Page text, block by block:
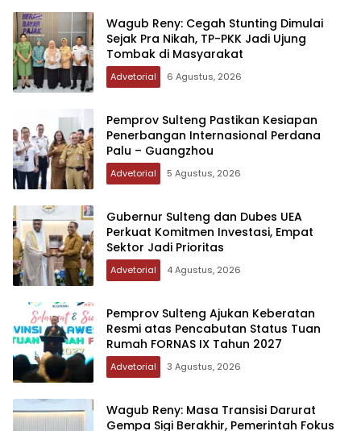
Wagub Reny: Cegah Stunting Dimulai
Sejak Pra Nikah, TP-PKK Jadi Ujung
Tombak di Masyarakat
Advetorial 6 Agustus, 2026
Pemprov Sulteng Pastikan Kesiapan
Penerbangan Internasional Perdana
Palu – Guangzhou
Advetorial 5 Agustus, 2026
Gubernur Sulteng dan Dubes UEA
Perkuat Komitmen Investasi, Empat
Sektor Jadi Prioritas
Advetorial 4 Agustus, 2026
Pemprov Sulteng Ajukan Keberatan
Resmi atas Pencabutan Status Tuan
Rumah FORNAS IX Tahun 2027
Advetorial 3 Agustus, 2026
Wagub Reny: Masa Transisi Darurat
Gempa Sigi Berakhir, Pemerintah Fokus